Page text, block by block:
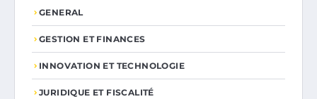
GENERAL
GESTION ET FINANCES
INNOVATION ET TECHNOLOGIE
JURIDIQUE ET FISCALITÉ